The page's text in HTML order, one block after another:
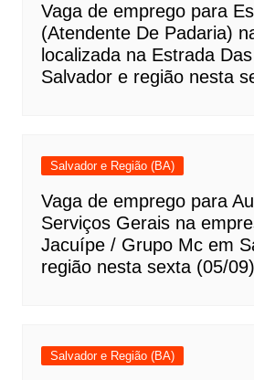
Vaga de emprego para
(Atendente De Padaria)
localizada na Estrada
Salvador e região nesta
Salvador e Região (BA)
Vaga de emprego para
Serviços Gerais na
Jacuípe / Grupo Mc em
região nesta sexta (05/09)
Salvador e Região (BA)